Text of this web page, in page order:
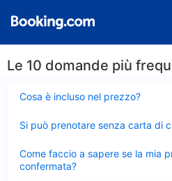
Le 10 domande più
Cosa è incluso nel prezzo?
chiuso
Si può prenotare senza carta di
chiuso
Come faccio a sapere se la mia
confermata?
chiuso